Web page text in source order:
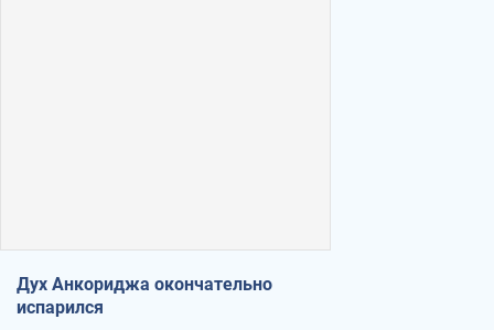
Дух Анкориджа окончательно
испарился